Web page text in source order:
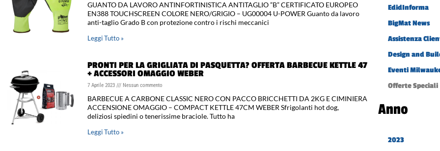
GUANTO DA LAVORO ANTINFORTINISTICA ANTITAGLIO ”B” CERTIFICATO EUROPEO
EN388 TOUCHSCREEN COLORE NERO/GRIGIO – UG00004 U-POWER Guanto da lavoro
anti-taglio Grado B con protezione contro i rischi meccanici
Leggi Tutto »
PRONTI PER LA GRIGLIATA DI PASQUETTA? OFFERTA BARBECUE KETTLE 47
+ ACCESSORI OMAGGIO WEBER
7 Aprile 2023 Nessun commento
BARBECUE A CARBONE CLASSIC NERO CON PACCO BRICCHETTI DA 2KG E CIMINIERA
ACCENSIONE OMAGGIO – COMPACT KETTLE 47CM WEBER Sfrigolanti hot dog,
deliziosi spiedini o tenerissime braciole. Tutto ha
Leggi Tutto »
EdidInforma
BigMat News
Assistenza
Design and
Eventi
Offerte Speciali
Anno
2023